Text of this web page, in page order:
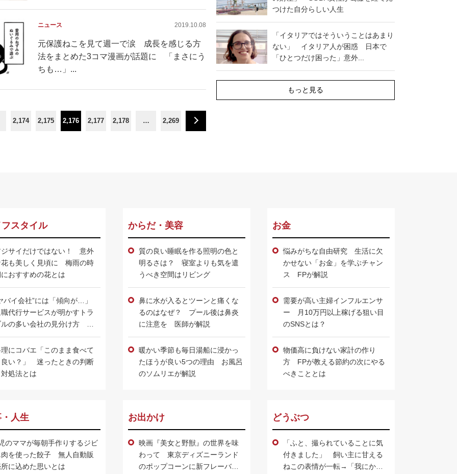
ニュース 2019.10.08
元保護ねこを見て週一で涙 成長を感じる方
法をまとめた3コマ漫画が話題に 「まさにう
ちも…」...
2,174 2,175 2,176 2,177 2,178 … 2,269
つけた自分らしい人生
「イタリアではそういうことはあまり
ない」 イタリア人が困惑 日本で
「ひとつだけ困った」意外...
もっと見る
スタイル
ジサイだけではない！ 意外
花も美しく見頃に 梅雨の時
おすすめの花とは
バイ会社”には「傾向が…」
代行サービスが明かすトラ
の多い会社の見分け方 手
チェックする方法とは
にコバエ「このまま食べて
良い？」 迷ったときの判断
処法とは
からだ・美容
質の良い睡眠を作る照明の色と
明るさは？ 寝室よりも気を遣
うべき空間はリビング
鼻に水が入るとツーンと痛くな
るのはなぜ？ プール後は鼻炎
に注意を 医師が解説
暖かい季節も毎日湯船に浸かっ
たほうが良い5つの理由 お風呂
のソムリエが解説
お金
悩みがちな自由研究 生活に欠
かせない「お金」を学ぶチャン
ス FPが解説
需要が高い主婦インフルエンサ
ー 月10万円以上稼げる狙い目
のSNSとは？
物価高に負けない家計の作り
方 FPが教える節約の次にやる
べきこととは
人生
のママが毎朝手作りするジビ
肉を使った餃子 無人自動販
に込めた思いとは
お出かけ
映画『美女と野獣』の世界を味
わって 東京ディズニーランド
のポップコーンに新フレーバー
どうぶつ
「ふと、撮られていることに気
付きました」 飼い主に甘える
ねこの表情が一転→「我にかえ